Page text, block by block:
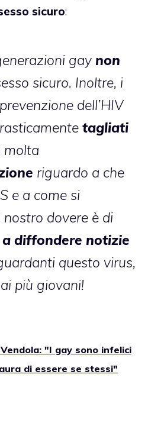
sicuro:
gay non
sicuro. Inoltre, i
dell’HIV
tagliati
molta
riguardo a che
e a come si
dovere è di
diffondere notizie
questo virus,
più giovani!
"I gay sono infelici
di essere se stessi"